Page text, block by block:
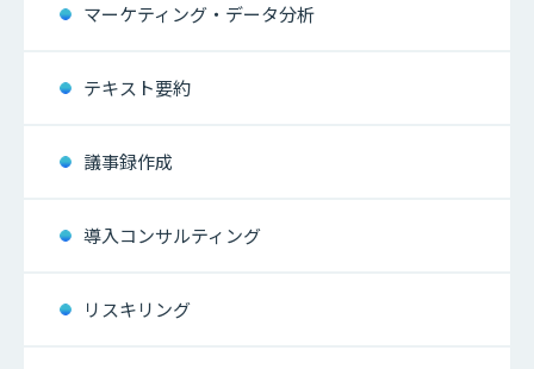
マーケティング・データ分析
テキスト要約
議事録作成
導入コンサルティング
リスキリング